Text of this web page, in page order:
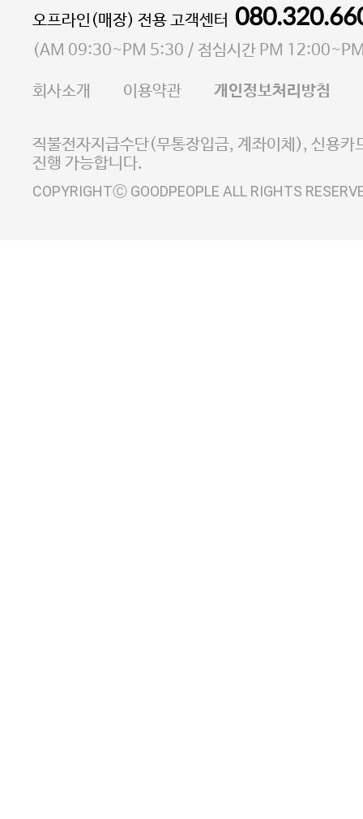
통신판매업 신고번호 2023-서울마포-3931호
사업자등록번호 105-81-58242
E-MAIL goodpeople@gpin.co.kr
사업자정보확인
이니시스 에스크로 서비
오프라인(매장) 전용 고객센터
(AM 09:30~PM 5:30 / 점심시간 PM
회사소개 이용약관 개인정보처리방침
직불전자지급수단(무통장입금, 계좌이체), 신용카
진행 가능합니다.
COPYRIGHTⒸ GOODPEOPLE ALL RIGHTS